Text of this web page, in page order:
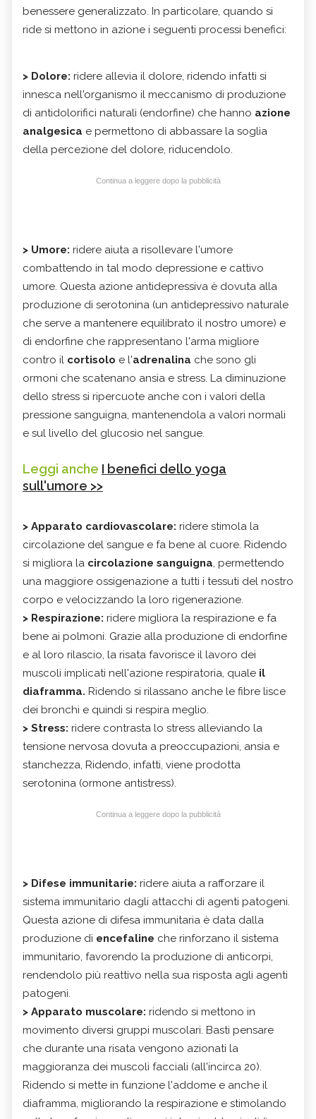
benessere generalizzato. In particolare, quando si
ride si mettono in azione i seguenti processi benefici:
> Dolore: ridere allevia il dolore, ridendo infatti si
innesca nell'organismo il meccanismo di produzione
di antidolorifici naturali (endorfine) che hanno azione
analgesica e permettono di abbassare la soglia
della percezione del dolore, riducendolo.
Continua a leggere dopo la pubblicità
> Umore: ridere aiuta a risollevare l'umore
combattendo in tal modo depressione e cattivo
umore. Questa azione antidepressiva è dovuta alla
produzione di serotonina (un antidepressivo naturale
che serve a mantenere equilibrato il nostro umore) e
di endorfine che rappresentano l'arma migliore
contro il cortisolo e l'adrenalina che sono gli
ormoni che scatenano ansia e stress. La diminuzione
dello stress si ripercuote anche con i valori della
pressione sanguigna, mantenendola a valori normali
e sul livello del glucosio nel sangue.
Leggi anche I benefici dello yoga
sull'umore >>
> Apparato cardiovascolare: ridere stimola la
circolazione del sangue e fa bene al cuore. Ridendo
si migliora la circolazione sanguigna, permettendo
una maggiore ossigenazione a tutti i tessuti del nostro
corpo e velocizzando la loro rigenerazione.
> Respirazione: ridere migliora la respirazione e fa
bene ai polmoni. Grazie alla produzione di endorfine
e al loro rilascio, la risata favorisce il lavoro dei
muscoli implicati nell'azione respiratoria, quale il
diaframma. Ridendo si rilassano anche le fibre lisce
dei bronchi e quindi si respira meglio.
> Stress: ridere contrasta lo stress alleviando la
tensione nervosa dovuta a preoccupazioni, ansia e
stanchezza, Ridendo, infatti, viene prodotta
serotonina (ormone antistress).
Continua a leggere dopo la pubblicità
> Difese immunitarie: ridere aiuta a rafforzare il
sistema immunitario dagli attacchi di agenti patogeni.
Questa azione di difesa immunitaria è data dalla
produzione di encefaline che rinforzano il sistema
immunitario, favorendo la produzione di anticorpi,
rendendolo più reattivo nella sua risposta agli agenti
patogeni.
> Apparato muscolare: ridendo si mettono in
movimento diversi gruppi muscolari. Basti pensare
che durante una risata vengono azionati la
maggioranza dei muscoli facciali (all'incirca 20).
Ridendo si mette in funzione l'addome e anche il
diaframma, migliorando la respirazione e stimolando